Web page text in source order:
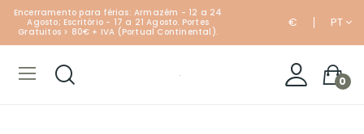
Encerramento para férias: Armazém - 12 a 24
Agosto; Escritório - 17 a 21 Agosto. Portes
Gratuitos > 80€ + IVA (Portual Continental).
€ PT
0